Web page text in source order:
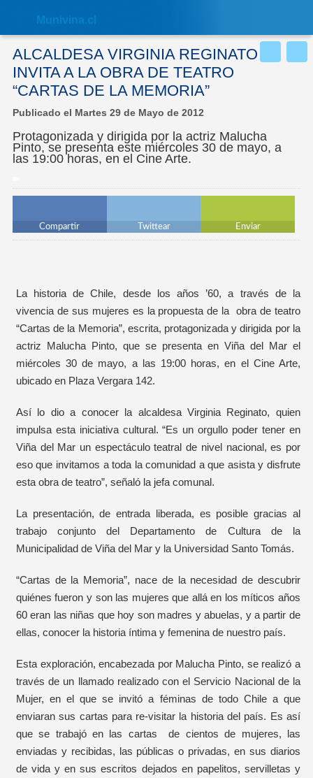
web
incluye
sistema
accesibilidad.
Munivina.cl
ALCALDESA VIRGINIA REGINATO
INVITA A LA OBRA DE TEATRO
“CARTAS DE LA MEMORIA”
Publicado el Martes 29 de Mayo de 2012
Protagonizada y dirigida por la actriz Malucha
Pinto, se presenta este miércoles 30 de mayo, a
las 19:00 horas, en el Cine Arte.
Compartir Twittear Enviar
La historia de Chile, desde los años ’60, a través de la
vivencia de sus mujeres es la propuesta de la obra de teatro
“Cartas de la Memoria”, escrita, protagonizada y dirigida por la
actriz Malucha Pinto, que se presenta en Viña del Mar el
miércoles 30 de mayo, a las 19:00 horas, en el Cine Arte,
ubicado en Plaza Vergara 142.
Así lo dio a conocer la alcaldesa Virginia Reginato, quien
impulsa esta iniciativa cultural. “Es un orgullo poder tener en
Viña del Mar un espectáculo teatral de nivel nacional, es por
eso que invitamos a toda la comunidad a que asista y disfrute
esta obra de teatro”, señaló la jefa comunal.
La presentación, de entrada liberada, es posible gracias al
trabajo conjunto del Departamento de Cultura de la
Municipalidad de Viña del Mar y la Universidad Santo Tomás.
“Cartas de la Memoria”, nace de la necesidad de descubrir
quiénes fueron y son las mujeres que allá en los míticos años
60 eran las niñas que hoy son madres y abuelas, y a partir de
ellas, conocer la historia íntima y femenina de nuestro país.
Esta exploración, encabezada por Malucha Pinto, se realizó a
través de un llamado realizado con el Servicio Nacional de la
Mujer, en el que se invitó a féminas de todo Chile a que
enviaran sus cartas para re-visitar la historia del país. Es así
que se trabajó en las cartas de cientos de mujeres, las
enviadas y recibidas, las públicas o privadas, en sus diarios
de vida y en sus escritos dejados en papelitos, servilletas y